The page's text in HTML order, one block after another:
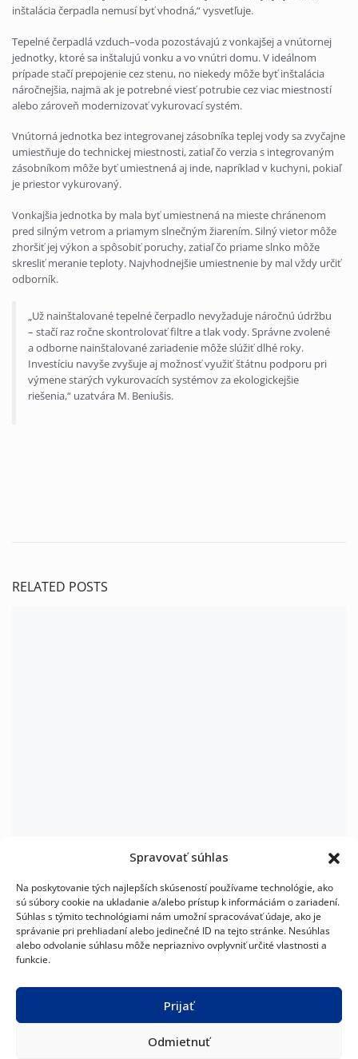
Spravovať súhlas
Na poskytovanie tých najlepších skúseností používame technológie, ako
sú súbory cookie na ukladanie a/alebo prístup k informáciám o zariadení.
Súhlas s týmito technológiami nám umožní spracovávať údaje, ako je
správanie pri prehliadaní alebo jedinečné ID na tejto stránke. Nesúhlas
alebo odvolanie súhlasu môže nepriaznivo ovplyvniť určité vlastnosti a
funkcie.
Prijať
Odmietnuť
inštalácia čerpadla nemusí byť vhodná,“ vysvetľuje.
Tepelné čerpadlá vzduch–voda pozostávajú z vonkajšej a vnútornej
jednotky, ktoré sa inštalujú vonku a vo vnútri domu. V ideálnom
prípade stačí prepojenie cez stenu, no niekedy môže byť inštalácia
náročnejšia, najmä ak je potrebné viesť potrubie cez viac miestností
alebo zároveň modernizovať vykurovací systém.
Vnútorná jednotka bez integrovanej zásobníka teplej vody sa zvyčajne
umiestňuje do technickej miestnosti, zatiaľ čo verzia s integrovaným
zásobníkom môže byť umiestnená aj inde, napríklad v kuchyni, pokiaľ
je priestor vykurovaný.
Vonkajšia jednotka by mala byť umiestnená na mieste chránenom
pred silným vetrom a priamym slnečným žiarením. Silný vietor môže
zhoršiť jej výkon a spôsobiť poruchy, zatiaľ čo priame slnko môže
skresliť meranie teploty. Najvhodnejšie umiestnenie by mal vždy určiť
odborník.
„Už nainštalované tepelné čerpadlo nevyžaduje náročnú údržbu
– stačí raz ročne skontrolovať filtre a tlak vody. Správne zvolené
a odborne nainštalované zariadenie môže slúžiť dlhé roky.
Investíciu navyše zvyšuje aj možnosť využiť štátnu podporu pri
výmene starých vykurovacích systémov za ekologickejšie
riešenia,“ uzatvára M. Beniušis.
RELATED POSTS
6 tipov, ako znížiť náklady na klimatizáciu domácnosti
VZDUCH–
VODA
JEDNOTKY